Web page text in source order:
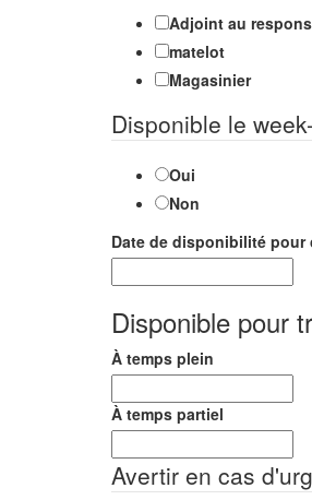
Adjoint au
matelot
Magasinier
Disponible le
Oui
Non
Date de disponibilité pour
Disponible pour
À temps plein
À temps partiel
Avertir en cas